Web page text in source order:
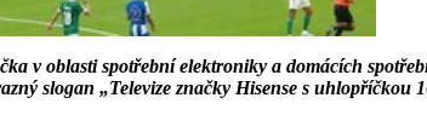
v oblasti spotřební elektroniky a domácích
slogan „Televize značky Hisense s uhlopříčkou